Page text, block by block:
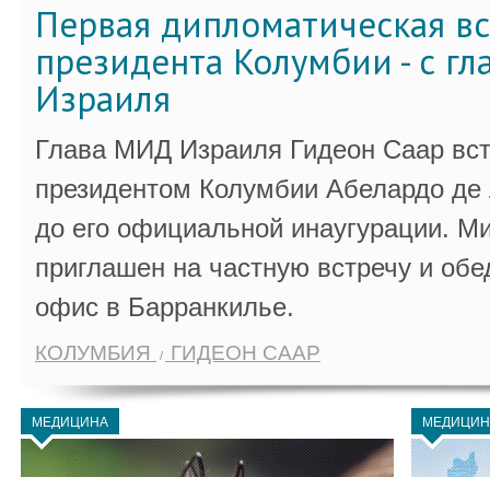
Первая дипломатическая
президента Колумбии - с
Израиля
Глава МИД Израиля Гидеон Саар
президентом Колумбии Абелардо
до его официальной инаугурации.
приглашен на частную встречу и
офис в Барранкилье.
КОЛУМБИЯ ГИДЕОН СААР
МЕДИЦИНА